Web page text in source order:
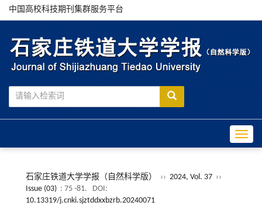
中国高校科技期刊集群服务平台
石家庄铁道大学学报（自然科学版） ›› 2024, Vol. 37 ››
Issue (03) : 75 -81.
DOI:
10.13319/j.cnki.sjztddxxbzrb.20240071